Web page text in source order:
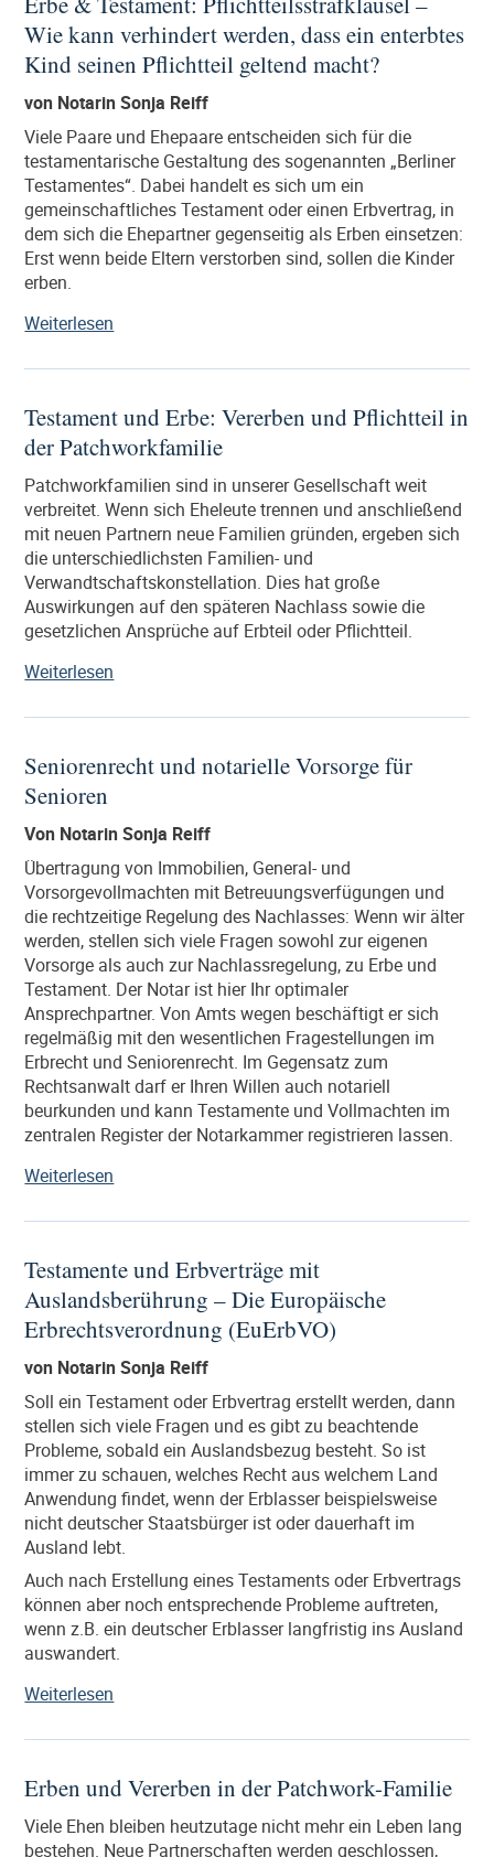
lebzeitige
Immobilienübertragung
den
Eltern
auf
ihre
Kinder“
Wie kann verhindert werden, dass ein enterbtes
Kind seinen Pflichtteil geltend macht?
von Notarin Sonja Reiff
Viele Paare und Ehepaare entscheiden sich für die
testamentarische Gestaltung des sogenannten „Berliner
Testamentes“. Dabei handelt es sich um ein
gemeinschaftliches Testament oder einen Erbvertrag, in
dem sich die Ehepartner gegenseitig als Erben einsetzen:
Erst wenn beide Eltern verstorben sind, sollen die Kinder
erben.
Weiterlesen
Testament:
–
Wie
verhindert
werden,
dass
ein
enterbtes
Kind
seinen
geltend
Testament und Erbe: Vererben und Pflichtteil in
der Patchworkfamilie
Patchworkfamilien sind in unserer Gesellschaft weit
verbreitet. Wenn sich Eheleute trennen und anschließend
mit neuen Partnern neue Familien gründen, ergeben sich
die unterschiedlichsten Familien- und
Verwandtschaftskonstellation. Dies hat große
Auswirkungen auf den späteren Nachlass sowie die
gesetzlichen Ansprüche auf Erbteil oder Pflichtteil.
Weiterlesen
Erbe:
und
der
Patchworkfamilie“
Seniorenrecht und notarielle Vorsorge für
Senioren
Von Notarin Sonja Reiff
Übertragung von Immobilien, General- und
Vorsorgevollmachten mit Betreuungsverfügungen und
die rechtzeitige Regelung des Nachlasses: Wenn wir älter
werden, stellen sich viele Fragen sowohl zur eigenen
Vorsorge als auch zur Nachlassregelung, zu Erbe und
Testament. Der Notar ist hier Ihr optimaler
Ansprechpartner. Von Amts wegen beschäftigt er sich
regelmäßig mit den wesentlichen Fragestellungen im
Erbrecht und Seniorenrecht. Im Gegensatz zum
Rechtsanwalt darf er Ihren Willen auch notariell
beurkunden und kann Testamente und Vollmachten im
zentralen Register der Notarkammer registrieren lassen.
Weiterlesen
notarielle
für
Senioren“
Testamente und Erbverträge mit
Auslandsberührung – Die Europäische
Erbrechtsverordnung (EuErbVO)
von Notarin Sonja Reiff
Soll ein Testament oder Erbvertrag erstellt werden, dann
stellen sich viele Fragen und es gibt zu beachtende
Probleme, sobald ein Auslandsbezug besteht. So ist
immer zu schauen, welches Recht aus welchem Land
Anwendung findet, wenn der Erblasser beispielsweise
nicht deutscher Staatsbürger ist oder dauerhaft im
Ausland lebt.
Auch nach Erstellung eines Testaments oder Erbvertrags
können aber noch entsprechende Probleme auftreten,
wenn z.B. ein deutscher Erblasser langfristig ins Ausland
auswandert.
Weiterlesen
Erbverträge
Auslandsberührung
–
Die
Erben und Vererben in der Patchwork-Familie
Viele Ehen bleiben heutzutage nicht mehr ein Leben lang
bestehen. Neue Partnerschaften werden geschlossen,